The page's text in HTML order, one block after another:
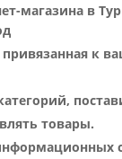
магазина в
к
товары.